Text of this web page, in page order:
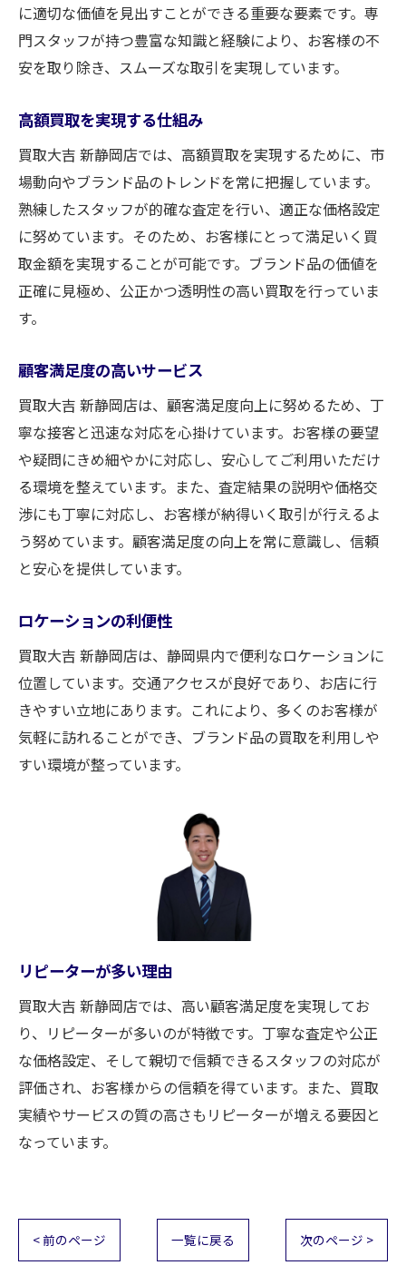
に適切な価値を見出すことができる重要な要素です。専
門スタッフが持つ豊富な知識と経験により、お客様の不
安を取り除き、スムーズな取引を実現しています。
高額買取を実現する仕組み
買取大吉 新静岡店では、高額買取を実現するために、市
場動向やブランド品のトレンドを常に把握しています。
熟練したスタッフが的確な査定を行い、適正な価格設定
に努めています。そのため、お客様にとって満足いく買
取金額を実現することが可能です。ブランド品の価値を
正確に見極め、公正かつ透明性の高い買取を行っていま
す。
顧客満足度の高いサービス
買取大吉 新静岡店は、顧客満足度向上に努めるため、丁
寧な接客と迅速な対応を心掛けています。お客様の要望
や疑問にきめ細やかに対応し、安心してご利用いただけ
る環境を整えています。また、査定結果の説明や価格交
渉にも丁寧に対応し、お客様が納得いく取引が行えるよ
う努めています。顧客満足度の向上を常に意識し、信頼
と安心を提供しています。
ロケーションの利便性
買取大吉 新静岡店は、静岡県内で便利なロケーションに
位置しています。交通アクセスが良好であり、お店に行
きやすい立地にあります。これにより、多くのお客様が
気軽に訪れることができ、ブランド品の買取を利用しや
すい環境が整っています。
リピーターが多い理由
買取大吉 新静岡店では、高い顧客満足度を実現してお
り、リピーターが多いのが特徴です。丁寧な査定や公正
な価格設定、そして親切で信頼できるスタッフの対応が
評価され、お客様からの信頼を得ています。また、買取
実績やサービスの質の高さもリピーターが増える要因と
なっています。
< 前のページ 一覧に戻る 次のページ >